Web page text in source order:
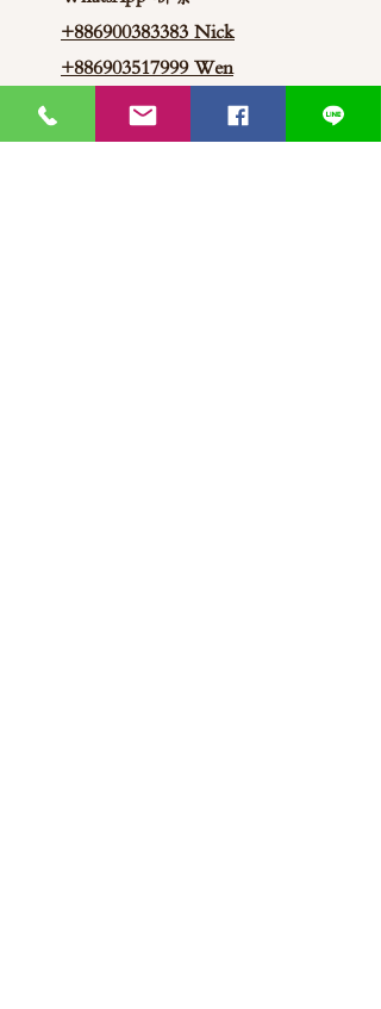
+886900383383 Nick
+886903517999 Wen
thaimitli5039@icloud.com